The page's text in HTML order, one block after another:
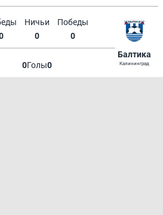
Ничьи
0
Победы
0
0Голы0
Балтика
Калининград